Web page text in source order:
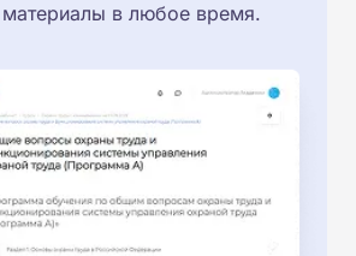
материалы в любое время.